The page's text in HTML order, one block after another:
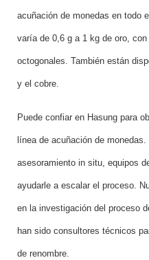
acuñación de monedas en todo
varía de 0,6 g a 1 kg de oro,
octogonales. También están
y el cobre.
Puede confiar en Hasung para
línea de acuñación de
asesoramiento in situ, equipos
ayudarle a escalar el proceso.
en la investigación del proceso
han sido consultores técnicos
de renombre.